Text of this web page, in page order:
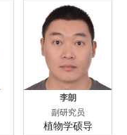
李朗
副研究员
植物学硕导